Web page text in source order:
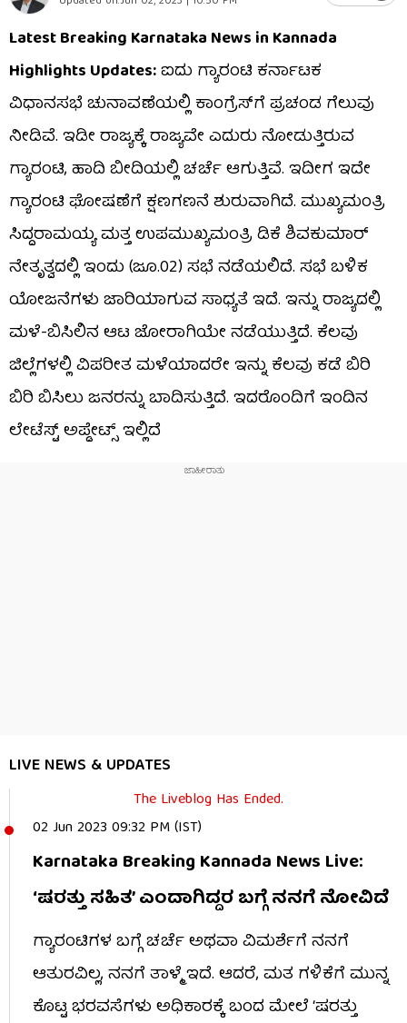
Latest Breaking Karnataka News in Kannada
Highlights Updates:ಐದು ಗ್ಯಾರಂಟಿ ಕರ್ನಾಟಕ
ವಿಧಾನಸಭೆ ಚುನಾವಣೆಯಲ್ಲಿ ಕಾಂಗ್ರೆಸ್​ಗೆ ಪ್ರಚಂಡ ಗೆಲುವು
ನೀಡಿವೆ. ಇಡೀ ರಾಜ್ಯಕ್ಕೆ ರಾಜ್ಯವೇ ಎದುರು ನೋಡುತ್ತಿರುವ
ಗ್ಯಾರಂಟಿ, ಹಾದಿ ಬೀದಿಯಲ್ಲಿ ಚರ್ಚೆ ಆಗುತ್ತಿವೆ. ಇದೀಗ ಇದೇ
ಗ್ಯಾರಂಟಿ ಘೋಷಣೆಗೆ ಕ್ಷಣಗಣನೆ ಶುರುವಾಗಿದೆ. ಮುಖ್ಯಮಂತ್ರಿ
ಸಿದ್ದರಾಮಯ್ಯ ಮತ್ತ ಉಪಮುಖ್ಯಮಂತ್ರಿ ಡಿಕೆ ಶಿವಕುಮಾರ್
ನೇತೃತ್ವದಲ್ಲಿ ಇಂದು (ಜೂ.02) ಸಭೆ ನಡೆಯಲಿದೆ. ಸಭೆ ಬಳಿಕ
ಯೋಜನೆಗಳು ಜಾರಿಯಾಗುವ ಸಾಧ್ಯತೆ ಇದೆ. ಇನ್ನು ರಾಜ್ಯದಲ್ಲಿ
ಮಳೆ-ಬಿಸಿಲಿನ ಆಟ ಜೋರಾಗಿಯೇ ನಡೆಯುತ್ತಿದೆ. ಕೆಲವು
ಜಿಲ್ಲೆಗಳಲ್ಲಿ ವಿಪರೀತ ಮಳೆಯಾದರೇ ಇನ್ನು ಕೆಲವು ಕಡೆ ಬಿರಿ
ಬಿರಿ ಬಿಸಿಲು ಜನರನ್ನು ಬಾದಿಸುತ್ತಿದೆ. ಇದರೊಂದಿಗೆ ಇಂದಿನ
ಲೇಟೆಸ್ಟ್​​ ಅಪ್ಡೇಟ್ಸ್​​ ಇಲ್ಲಿದೆ
LIVE NEWS & UPDATES
The Liveblog Has Ended.
02 Jun 2023 09:32 PM (IST)
Karnataka Breaking Kannada News Live:
‘ಷರತ್ತು ಸಹಿತ’ ಎಂದಾಗಿದ್ದರ ಬಗ್ಗೆ ನನಗೆ ನೋವಿದೆ
ಗ್ಯಾರಂಟಿಗಳ ಬಗ್ಗೆ ಚರ್ಚೆ ಅಥವಾ ವಿಮರ್ಶೆಗೆ ನನಗೆ
ಆತುರವಿಲ್ಲ, ನನಗೆ ತಾಳ್ಮೆ ಇದೆ. ಆದರೆ, ಮತ ಗಳಿಕೆಗೆ ಮುನ್ನ
ಕೊಟ್ಟ ಭರವಸೆಗಳು ಅಧಿಕಾರಕ್ಕೆ ಬಂದ ಮೇಲೆ ‘ಷರತ್ತು